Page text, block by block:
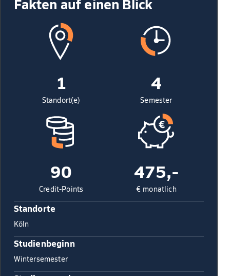
1
Standort(e)
4
Semester
90
Credit-Points
475,-
€ monatlich
Standorte
Köln
Studienbeginn
Wintersemester